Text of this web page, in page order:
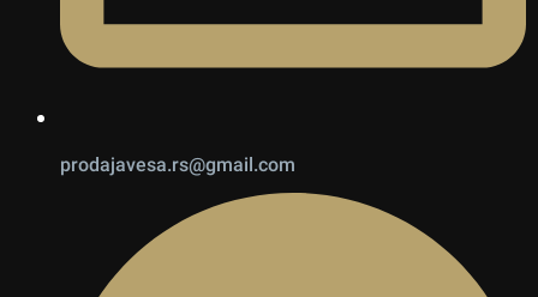
prodajavesa.rs@gmail.com